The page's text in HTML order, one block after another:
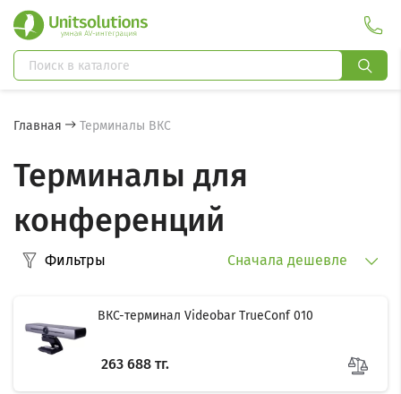
Главная Терминалы ВКС
Терминалы для
конференций
Фильтры Сначала дешевле
ВКС-терминал Videobar TrueConf 010
263 688 тг.